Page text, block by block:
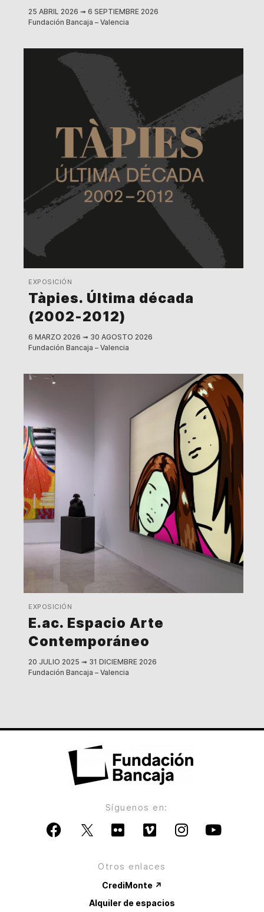
25 ABRIL 2026 ➟ 6 SEPTIEMBRE 2026
Fundación Bancaja – Valencia
EXPOSICIÓN
Tàpies. Última década
(2002-2012)
6 MARZO 2026 ➟ 30 AGOSTO 2026
Fundación Bancaja – Valencia
EXPOSICIÓN
E.ac. Espacio Arte
Contemporáneo
20 JULIO 2025 ➟ 31 DICIEMBRE 2026
Fundación Bancaja – Valencia
Síguenos en:
Otros enlaces
CrediMonte ↗
Alquiler de espacios